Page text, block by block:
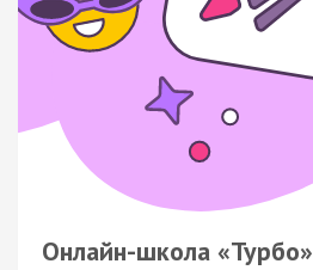
Онлайн-школа «Турбо»